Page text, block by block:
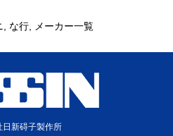
な行, メーカー一覧
日新碍子製作所